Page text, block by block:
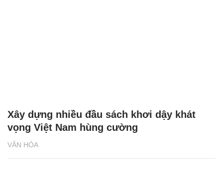
VĂN HÓA
Xây dựng nhiều đầu sách khơi dậy khát
vọng Việt Nam hùng cường